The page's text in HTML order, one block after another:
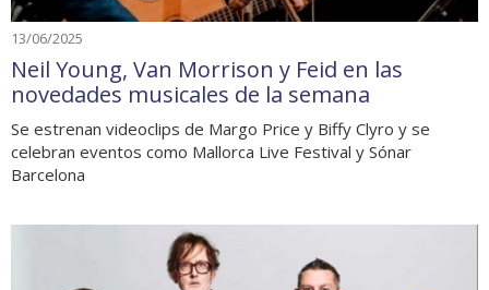
13/06/2025
Neil Young, Van Morrison y Feid en las
novedades musicales de la semana
Se estrenan videoclips de Margo Price y Biffy Clyro y se
celebran eventos como Mallorca Live Festival y Sónar
Barcelona